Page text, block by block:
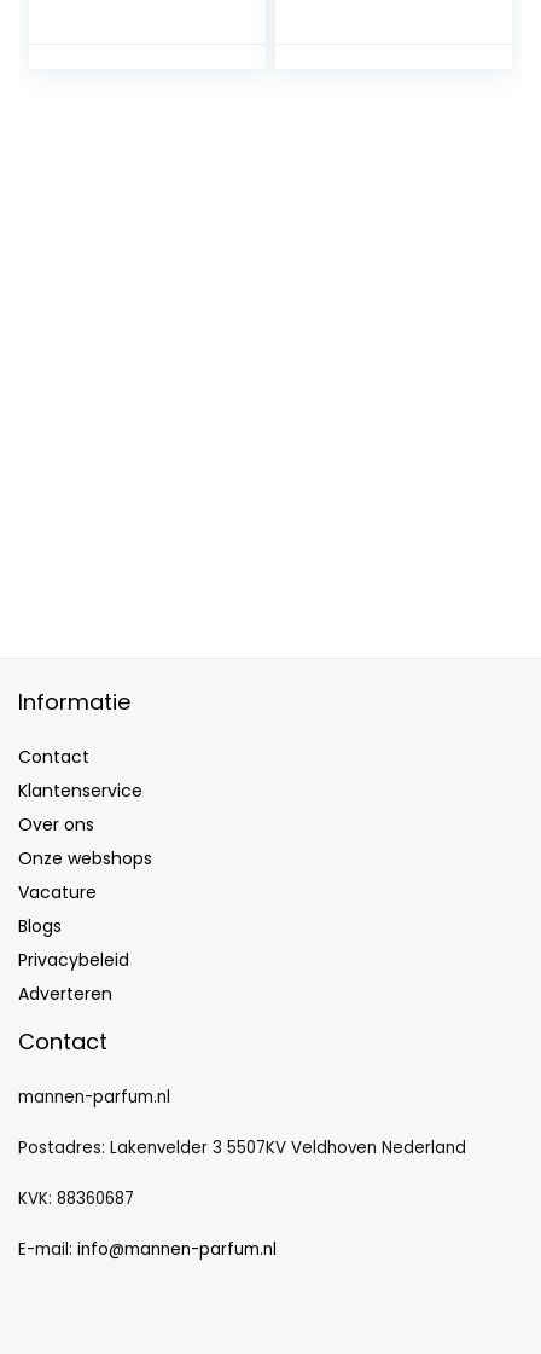
Informatie
Contact
Klantenservice
Over ons
Onze webshops
Vacature
Blogs
Privacybeleid
Adverteren
Contact
mannen-parfum.nl
Postadres: Lakenvelder 3 5507KV Veldhoven Nederland
KVK: 88360687
E-mail: info@mannen-parfum.nl